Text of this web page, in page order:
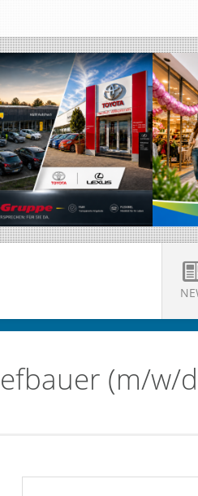
(m/w/